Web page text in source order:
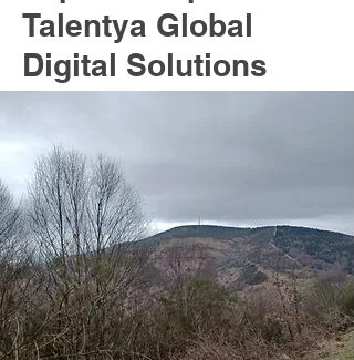
Talentya Global
Digital Solutions